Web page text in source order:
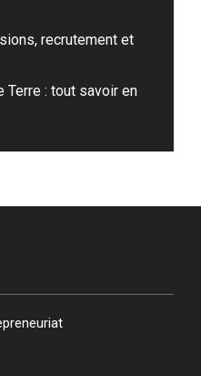
recrutement et
Terre : tout savoir en